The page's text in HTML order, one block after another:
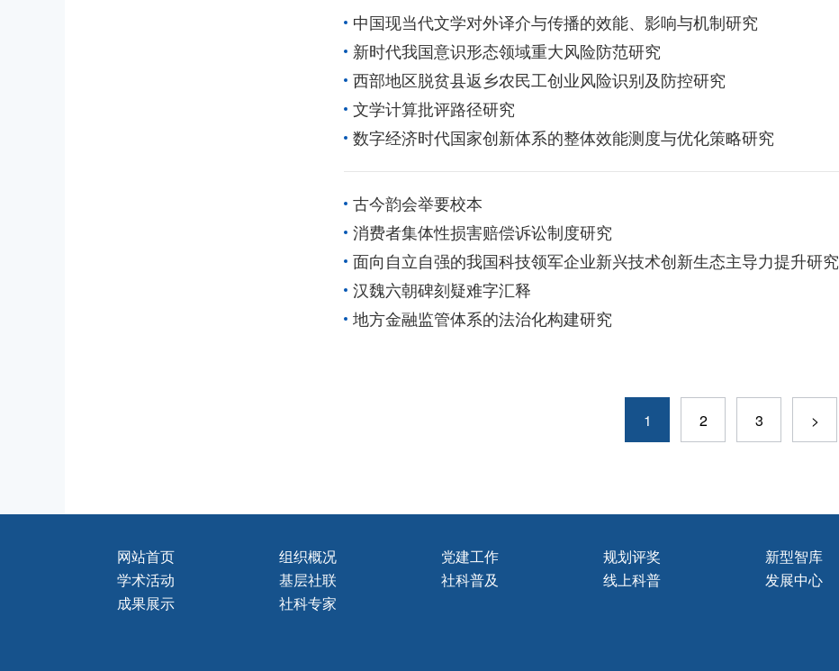
中国现当代文学对外译介与传播的效能、影响与机制研究
新时代我国意识形态领域重大风险防范研究
西部地区脱贫县返乡农民工创业风险识别及防控研究
文学计算批评路径研究
数字经济时代国家创新体系的整体效能测度与优化策略研究
古今韵会举要校本
消费者集体性损害赔偿诉讼制度研究
面向自立自强的我国科技领军企业新兴技术创新生态主导力提升研究
汉魏六朝碑刻疑难字汇释
地方金融监管体系的法治化构建研究
1 2 3 >
网站首页 组织概况 党建工作 规划评奖 新型智库
学术活动
基层社联 社科普及 线上科普 发展中心
成果展示
社科专家